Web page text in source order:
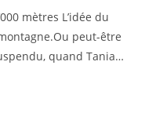
mètres L’idée du
peut-être
quand Tania…